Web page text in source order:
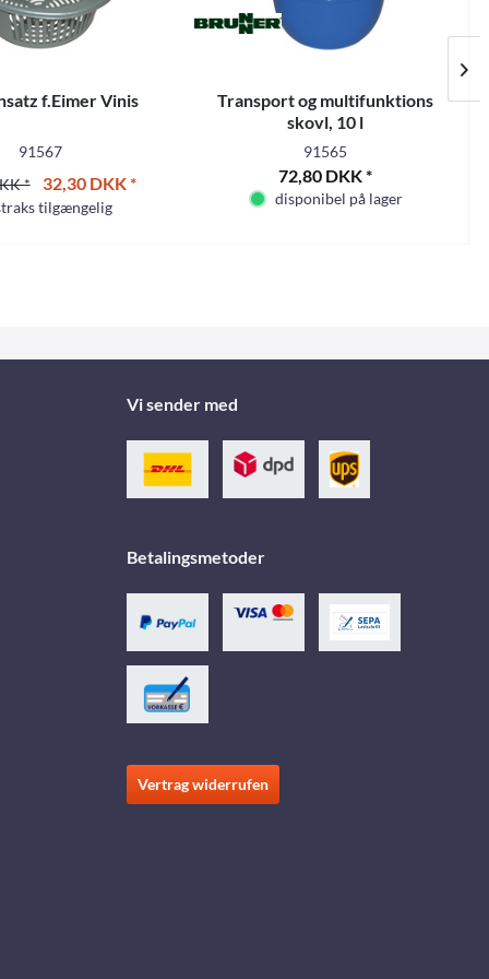
f.Eimer Vinis
91567
*
32,30 DKK *
tilgængelig
Transport og multifunktions
skovl, 10 l
91565
72,80 DKK *
disponibel på lager
Vi sender med
Betalingsmetoder
Vertrag widerrufen